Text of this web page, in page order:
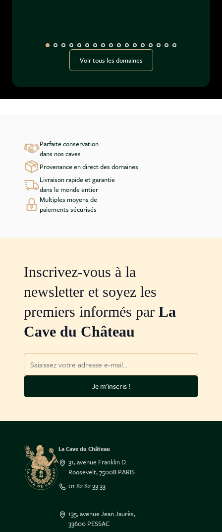
Voir tous les domaines
Parfaite conservation
dans nos caves
Provenance en direct des domaines
Livraison rapide et garantie
dans le monde entier
Multiples moyens de
paiements sécurisés
Inscrivez-vous à la
newsletter et soyez les
premiers informés par La
Cave du Château
Je m’inscris !
La Cave du Château
31, avenue Franklin D.
Roosevelt, 75008 PARIS
01 82 82 33 33
135, avenue Jean Jaurès,
33600 PESSAC